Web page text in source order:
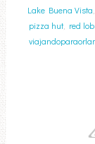
Lake Buena Vista
pizza hut, red